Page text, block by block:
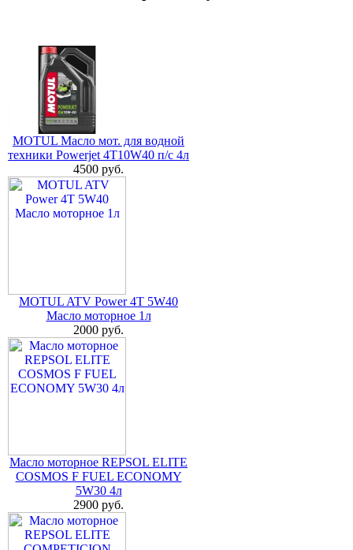
MOTUL Масло мот. для водной
техники Powerjet 4T10W40 п/с 4л
4500 руб.
MOTUL ATV Power 4T 5W40
Масло моторное 1л
2000 руб.
Масло моторное REPSOL ELITE
COSMOS F FUEL ECONOMY
5W30 4л
2900 руб.